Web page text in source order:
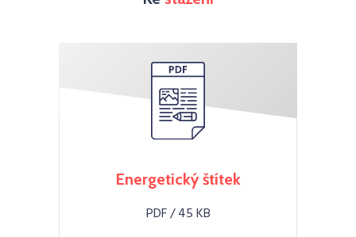
Energetický štítek
PDF / 45 KB